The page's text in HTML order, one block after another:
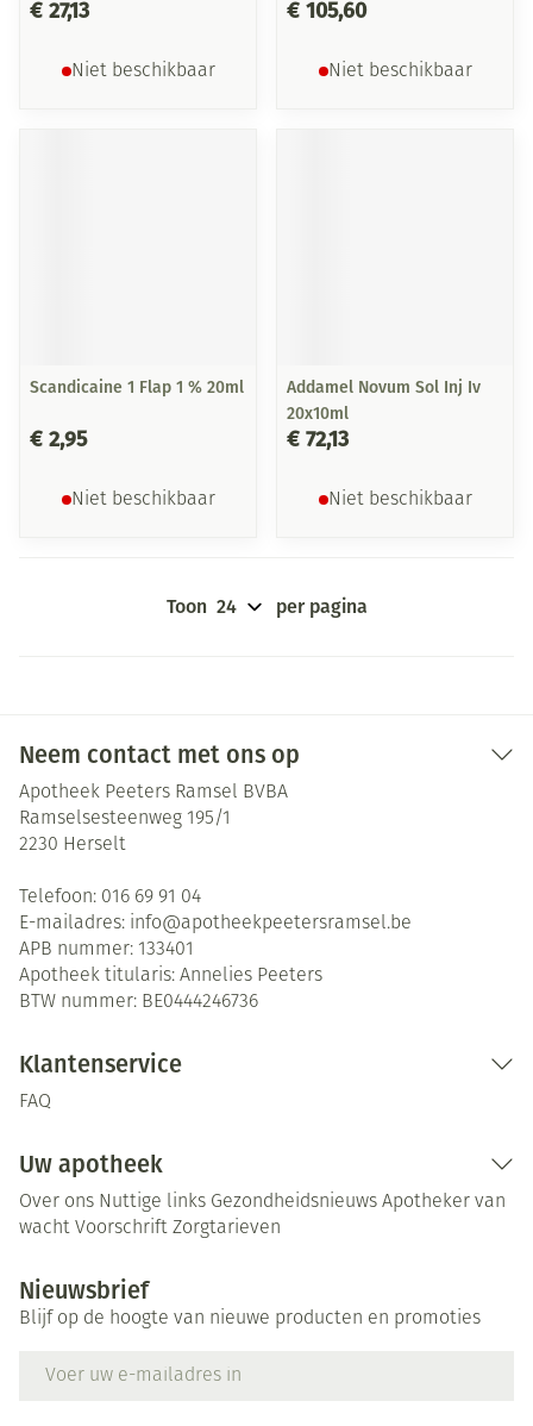
€ 27,13
Niet beschikbaar
€ 105,60
Niet beschikbaar
Scandicaine 1 Flap 1 % 20ml
€ 2,95
Niet beschikbaar
Addamel Novum Sol Inj Iv
20x10ml
€ 72,13
Niet beschikbaar
Toon per pagina
Neem contact met ons op
Apotheek Peeters Ramsel BVBA
Ramselsesteenweg 195/1
2230 Herselt
Telefoon: 016 69 91 04
E-mailadres: info@apotheekpeetersramsel.be
APB nummer: 133401
Apotheek titularis: Annelies Peeters
BTW nummer: BE0444246736
Klantenservice
FAQ
Uw apotheek
Over ons Nuttige links Gezondheidsnieuws Apotheker van
wacht Voorschrift Zorgtarieven
Nieuwsbrief
Blijf op de hoogte van nieuwe producten en promoties